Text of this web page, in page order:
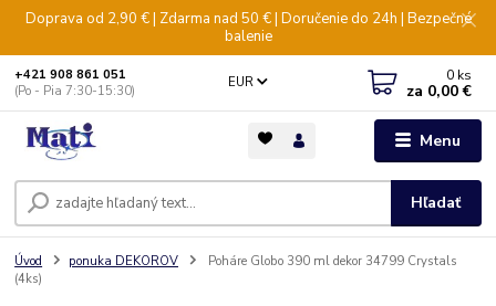
Doprava od 2,90 € | Zdarma nad 50 € | Doručenie do 24h | Bezpečné
balenie
Menu
EUR
Hľadať
+421 908 861 051
(Po - Pia 7:30-15:30)
0 ks
za 0,00 €
Úvod ponuka DEKOROV
Poháre Globo 390 ml dekor 34799 Crystals
(4ks)